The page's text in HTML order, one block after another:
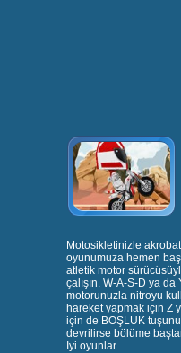
Motosikletinizle
oyunumuza hemen
atletik motor
çalışın. W-A-S-D ya
motorunuzla nitroyu
hareket yapmak için Z
için de BOŞLUK
devrilirse bölüme
İyi oyunlar.